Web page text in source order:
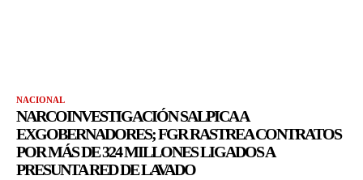
NACIONAL
NARCOINVESTIGACIÓN SALPICA A
EXGOBERNADORES; FGR RASTREA CONTRATOS
POR MÁS DE 324 MILLONES LIGADOS A
PRESUNTA RED DE LAVADO